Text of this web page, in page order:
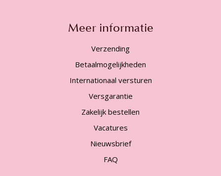
Meer informatie
Verzending
Betaalmogelijkheden
Internationaal versturen
Versgarantie
Zakelijk bestellen
Vacatures
Nieuwsbrief
FAQ